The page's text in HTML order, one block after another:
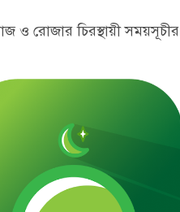
ও রোজার চিরস্থায়ী সময়সূচীর